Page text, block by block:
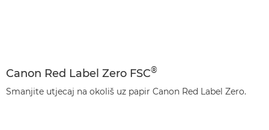
Canon Red Label Zero FSC®
Smanjite utjecaj na okoliš uz papir Canon Red Label Zero.